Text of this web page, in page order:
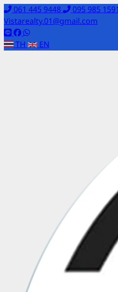
061 445 9448
095 985
Vistarealty.01@gmail.com
TH
EN